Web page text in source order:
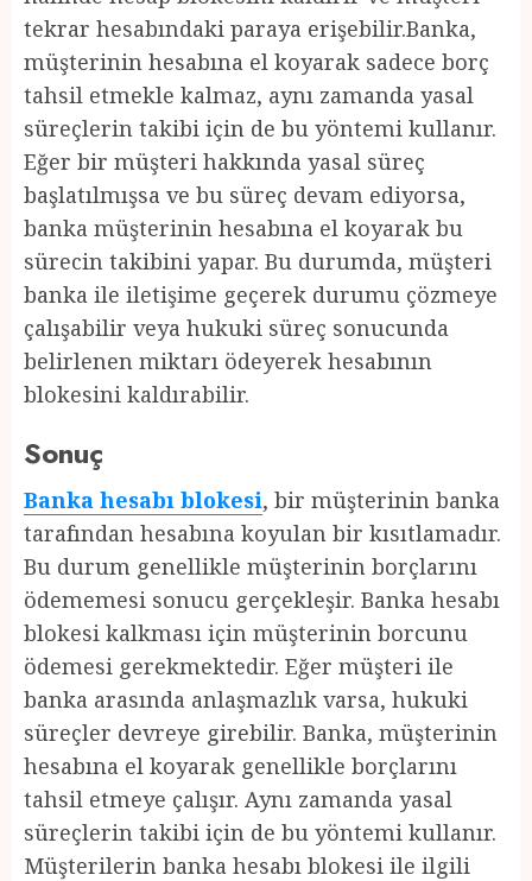
tekrar hesabındaki paraya erişebilir.Banka,
müşterinin hesabına el koyarak sadece borç
tahsil etmekle kalmaz, aynı zamanda yasal
süreçlerin takibi için de bu yöntemi kullanır.
Eğer bir müşteri hakkında yasal süreç
başlatılmışsa ve bu süreç devam ediyorsa,
banka müşterinin hesabına el koyarak bu
sürecin takibini yapar. Bu durumda, müşteri
banka ile iletişime geçerek durumu çözmeye
çalışabilir veya hukuki süreç sonucunda
belirlenen miktarı ödeyerek hesabının
blokesini kaldırabilir.
Sonuç
Banka hesabı blokesi, bir müşterinin banka
tarafından hesabına koyulan bir kısıtlamadır.
Bu durum genellikle müşterinin borçlarını
ödememesi sonucu gerçekleşir. Banka hesabı
blokesi kalkması için müşterinin borcunu
ödemesi gerekmektedir. Eğer müşteri ile
banka arasında anlaşmazlık varsa, hukuki
süreçler devreye girebilir. Banka, müşterinin
hesabına el koyarak genellikle borçlarını
tahsil etmeye çalışır. Aynı zamanda yasal
süreçlerin takibi için de bu yöntemi kullanır.
Müşterilerin banka hesabı blokesi ile ilgili